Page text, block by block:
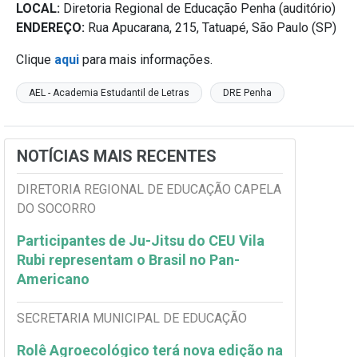
LOCAL: Diretoria Regional de Educação Penha (auditório)
ENDEREÇO: Rua Apucarana, 215, Tatuapé, São Paulo (SP)
Clique aqui para mais informações.
AEL - Academia Estudantil de Letras DRE Penha
NOTÍCIAS MAIS RECENTES
DIRETORIA REGIONAL DE EDUCAÇÃO CAPELA
DO SOCORRO
Participantes de Ju-Jitsu do CEU Vila
Rubi representam o Brasil no Pan-
Americano
SECRETARIA MUNICIPAL DE EDUCAÇÃO
Rolê Agroecológico terá nova edição na